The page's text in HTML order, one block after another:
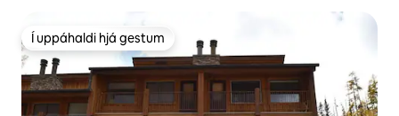
Í uppáhaldi hjá gestum
Í uppáhaldi hjá gestum